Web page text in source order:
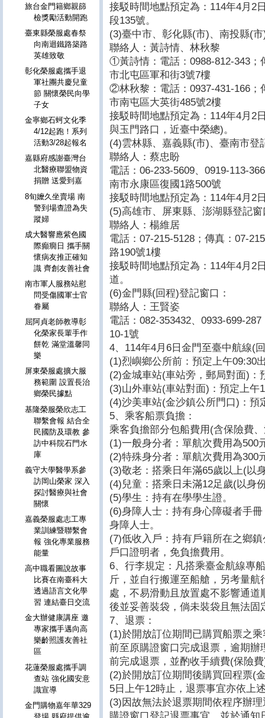
接駁時間地點預定為：114年4月2
段135號。
(3)臺中市、彰化縣(市)、南投縣(
聯絡人：黃詩情、林秋黎
①黃詩情：電話：0988-812-343；
市北屯區軍和街3號7樓
②林秋黎：電話：0937-431-166；
市南屯區大英街485號2樓
接駁時間地點預定為：114年4月2
與玉門路口，近臺中榮總)。
(4)雲林縣、嘉義縣(市)、臺南市登
聯絡人：蔡忠盼
電話：06-233-5609、0919-113-
南市永康區復國1路500號
接駁時間地點預定為：114年4月2
(5)高雄市、屏東縣、澎湖縣登記窗
聯絡人：楊維居
電話：07-215-5128；傳真：07-
路190號1樓
接駁時間地點預定為：114年4月2
道。
(6)金門縣(回程)登記窗口：
聯絡人：王賢姿
電話：082-353432、0933-699-
10-1號
4、114年4月6日金門至臺中航線(
(1)烈嶼鄉公所前：預定上午09:30
(2)金城車站(車站旁，郵局對面)：
(3)山外車站(車站對面)：預定上午
(4)沙美車站(金沙鎮公所門口)：預
5、乘客船票負擔：
乘客負擔部分包船費用(含保險費
(1)一般身分者：單航次費用為500
(2)特殊身分者：單航次費用為300
(3)敬老：搭乘日年滿65歲以上(以
(4)兒童：搭乘日未滿12足歲(以身
(5)學生：持有在學學生證。
(6)身障人士：持有身心障礙者手
身障人士。
(7)低收入戶：持有戶籍所在之鄉
戶口證明者，免負擔費用。
6、行李規定：凡搭乘臺金航線專
斤，並自行搬運至船艙，另考量
處，不易滑動且放置處不影響通
後並妥善裝袋，倘未裝袋且無法
7、退票：
(1)於開放訂位期間已購買船票之
前至原購證窗口完成退票，逾期
前完成退票，並酌收手續費(保險
(2)於開放訂位期間後購買回程票(
5日上午12時止，退票事宜亦依上
(3)因故無法於退票期間依程序辦
購證窗口登記退票事宜，並於通
旅台金門籍鄉親篩
檢獎勵活動開跑
臺東縣榮服處春祭
向南迴鐵路築路
英雄致敬
彰化榮服處攜手退
軍社團共慶兒童
節 關懷榮民向學
子女
金寧鄉石蚵文化季
4/12起跑！系列
活動3/28起報名
嘉縣府感謝臺灣台
北醫療聯盟物資
捐贈 送愛到嘉
8旬嬤久坐賣場 南
警到場查證為失
蹤婦
成大醫響應紫色國
際癲癇日 攜手關
懷病友推正確知
識 齊創友善社會
南市軍人服務站慰
問受傷國軍士官
眷屬
屈阿貞老師教導彰
化榮家長輩手作
餅乾 滿堂溫馨同
樂
屏東榮服處擴大服
務範圍 設置長治
鄉榮民據點
基隆榮服榮欣志工
聯繫會報 結合全
民國防及環教 參
訪中科院石門水
庫
義守大學醫學系參
訪岡山榮家 深入
探討醫療與社會
關懷
嘉義榮服處志工專
業訓練暨聯繫會
報 強化專業服務
能量
高中職看圖說故事
比賽在南臺科大
透過語言文化學
習 連結臺日交流
金大辦健康講座 邀
專家攜手邁向高
樂齡照護友善社
區
花蓮榮服處攜手調
查站 強化國安意
識宣導
金門購物嘉年華329